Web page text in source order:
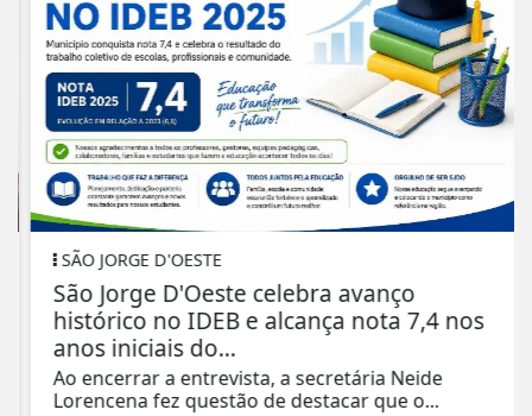
SÃO JORGE D'OESTE
São Jorge D'Oeste celebra avanço
histórico no IDEB e alcança nota 7,4 nos
anos iniciais do...
Ao encerrar a entrevista, a secretária Neide
Lorencena fez questão de destacar que o...